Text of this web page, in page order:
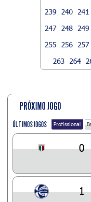
239
240 241
247
248 249
255
256 257
263
264
PRÓXIMO JOGO
ÚLTIMOS JOGOS Profissional
0
1